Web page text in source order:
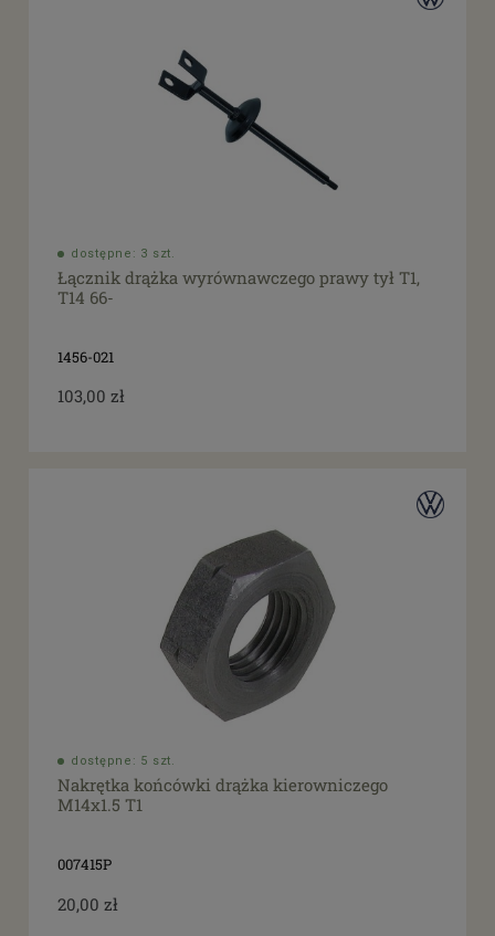
dostępne: 3 szt.
Łącznik drążka wyrównawczego prawy tył T1,
T14 66-
1456-021
103,00 zł
dostępne: 5 szt.
Nakrętka końcówki drążka kierowniczego
M14x1.5 T1
007415P
20,00 zł